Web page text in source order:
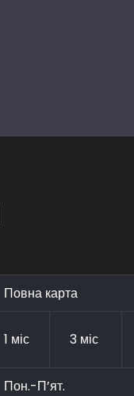
Повна карта
1 міс 3 міс
Пон.-П’ят.